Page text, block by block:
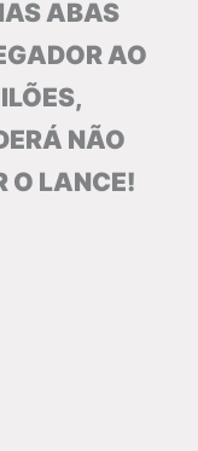
ABAS
AO
NÃO
O LANCE!